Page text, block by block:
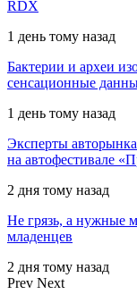
RDX
1 день тому назад
Бактерии и археи
сенсационные
1 день тому назад
Эксперты
на автофестивале
2 дня тому назад
Не грязь, а нужные
младенцев
2 дня тому назад
Prev Next